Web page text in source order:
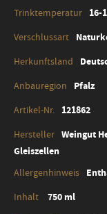
16-
Pfalz
121862
Weingut
Gleiszellen
750 ml